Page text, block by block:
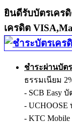
ยินดีรับบัตรเคร
เครดิต
ชำระผ่านบัต
ธรรมเนียม
- SCB Easy
-
- KTC